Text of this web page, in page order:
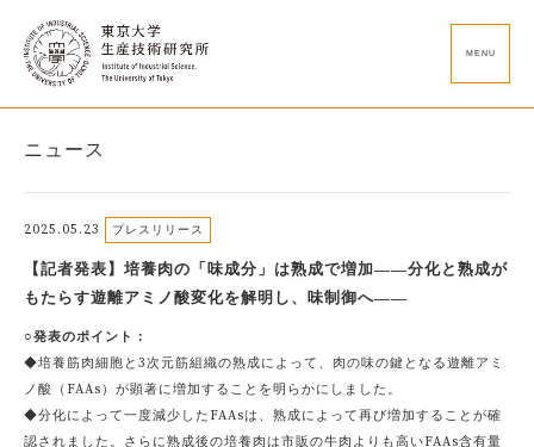
MENU
ニュース
2025.05.23 プレスリリース
【記者発表】培養肉の「味成分」は熟成で増加――分化と熟成が
もたらす遊離アミノ酸変化を解明し、味制御へ――
○発表のポイント：
◆培養筋肉細胞と3次元筋組織の熟成によって、肉の味の鍵となる遊離アミ
ノ酸（FAAs）が顕著に増加することを明らかにしました。
◆分化によって一度減少したFAAsは、熟成によって再び増加することが確
認されました。さらに熟成後の培養肉は市販の牛肉よりも高いFAAs含有量